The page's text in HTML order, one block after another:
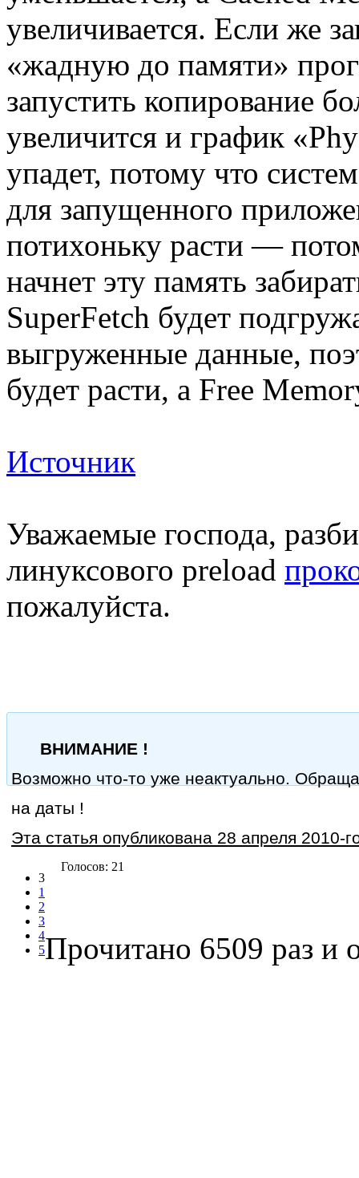
увеличивается. Если же
«жадную до памяти»
запустить копирование
увеличится и график
упадет, потому что
для запущенного
потихоньку расти —
начнет эту память
SuperFetch будет
выгруженные данные,
будет расти, а Free
Источник
Уважаемые господа,
линуксового preload
пожалуйста.
ВНИМАНИЕ !
Возможно что-то уже неактуально.
на даты !
Эта статья опубликована 28 апреля 2010-
3
1
2
3
4
5
Голосов: 21
Прочитано 6509 раз и